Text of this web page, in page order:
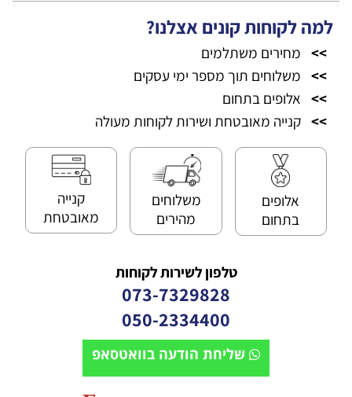
למה לקוחות קונים אצלנו?
>> מחירים משתלמים
>> משלוחים תוך מספר ימי עסקים
>> אלופים בתחום
>> קנייה מאובטחת ושירות לקוחות מעולה
אלופים
בתחום
משלוחים
מהירים
קנייה
מאובטחת
טלפון לשירות לקוחות
073-7329828
050-2334400
שליחת הודעה בוואטסאפ